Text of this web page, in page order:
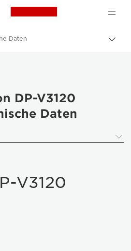
Canon Logo, back
Auf
DP-V3120 4K UHD-Referenzmonitor
Daten
DP-V3120
Daten
V3120